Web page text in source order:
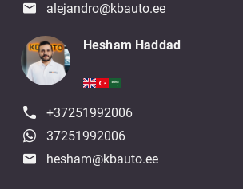
alejandro@kbauto.ee
Hesham Haddad
+37251992006
37251992006
hesham@kbauto.ee